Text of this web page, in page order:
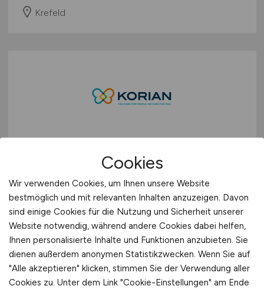
Krefeld
vor 6 Tagen
Nettetal
Cookies
Wir verwenden Cookies, um Ihnen unsere Website
bestmöglich und mit relevanten Inhalten anzuzeigen. Davon
sind einige Cookies für die Nutzung und Sicherheit unserer
Website notwendig, während andere Cookies dabei helfen,
Ihnen personalisierte Inhalte und Funktionen anzubieten. Sie
dienen außerdem anonymen Statistikzwecken. Wenn Sie auf
"Alle akzeptieren" klicken, stimmen Sie der Verwendung aller
Cookies zu. Unter dem Link "Cookie-Einstellungen" am Ende